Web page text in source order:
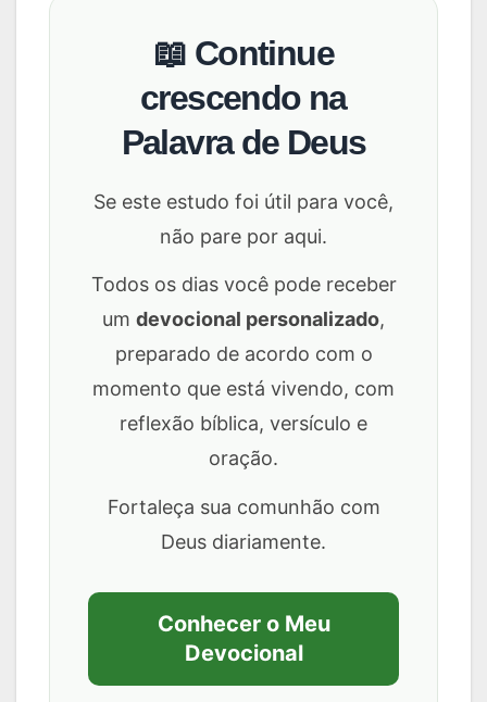
📖 Continue
crescendo na
Palavra de Deus
Se este estudo foi útil para você,
não pare por aqui.
Todos os dias você pode receber
um devocional personalizado,
preparado de acordo com o
momento que está vivendo, com
reflexão bíblica, versículo e
oração.
Fortaleça sua comunhão com
Deus diariamente.
Conhecer o Meu
Devocional